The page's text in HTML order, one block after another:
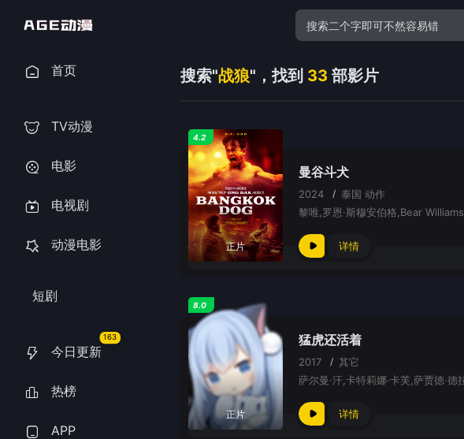
首页
TV动漫
电影
电视剧
动漫电影
短剧
今日更新
163
热榜
APP
搜索"战狼"，找到 33 部影片
正片
4.2
曼谷斗犬
2024 / 泰国动作
黎唯,罗恩·斯穆安伯格,Bear Williams
详情
正片
8.0
猛虎还活着
2017 / 其它
详情